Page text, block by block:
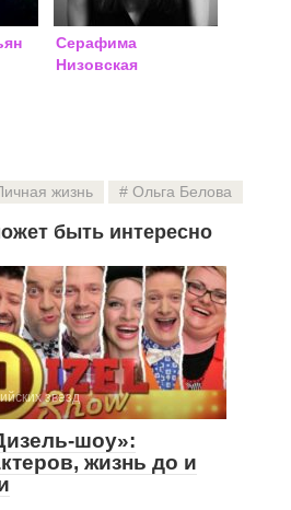
Серафима
Низовская
жизнь Ольга Белова
быть интересно
звезд
шоу»:
жизнь до и